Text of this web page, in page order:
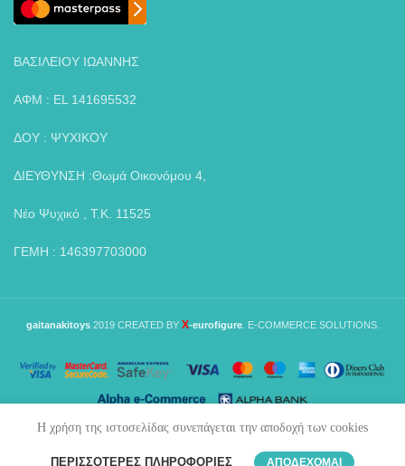
ΒΑΣΙΛΕΙΟΥ ΙΩΑΝΝΗΣ
ΑΦΜ : EL 141695532
ΔΟΥ : ΨΥΧΙΚΟΥ
ΔΙΕΥΘΥΝΣΗ :Θωμά Οικονόμου 4,
Νέο Ψυχικό , Τ.Κ. 11525
ΓΕΜΗ : 146397703000
gaitanakitoys 2019 CREATED BY X-eurofigure. E-COMMERCE SOLUTIONS.
Η χρήση της ιστοσελίδας συνεπάγεται την αποδοχή των cookies
ΠΕΡΙΣΣΌΤΕΡΕΣ ΠΛΗΡΟΦΟΡΊΕΣ ΑΠΟΔΈΧΟΜΑΙ